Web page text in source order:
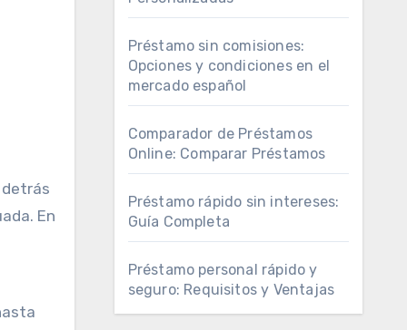
En
Préstamo sin comisiones:
Opciones y condiciones en el
mercado español
Comparador de Préstamos
Online: Comparar Préstamos
Préstamo rápido sin intereses:
Guía Completa
Préstamo personal rápido y
seguro: Requisitos y Ventajas